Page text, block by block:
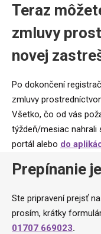
Teraz
zmluvy
novej
Po dokončení
zmluvy
Všetko, čo od vás
týždeň/mesiac nahrali
portál alebo do
Prepínanie
Ste pripravení prejsť
prosím, krátky
01707 669023.